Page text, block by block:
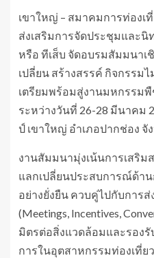
เขาใหญ่ – สมาคมการท่องเ
ส่งเสริมการจัดประชุมและ
หรือ ทีเส็บ จัดอบรมสัมมนาเ
เปลี่ยน สร้างสรรค์ กิจกรรม
เตรียมพร้อมสู่งานมหกรรม
ระหว่างวันที่ 26-28 มีนาคม
ป์ เขาใหญ่ อำเภอปากช่อง
งานสัมมนามุ่งเน้นการเสริม
แลกเปลี่ยนประสบการณ์ด้า
อย่างยั่งยืน ควบคู่ไปกับการ
(Meetings, Incentives,
มิตรต่อสิ่งแวดล้อมและรอง
การในอุตสาหกรรมท่องเที่